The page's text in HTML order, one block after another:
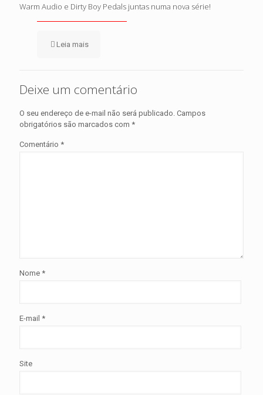
Warm Audio e Dirty Boy Pedals juntas numa nova série!
Leia mais
Deixe um comentário
O seu endereço de e-mail não será publicado. Campos
obrigatórios são marcados com *
Comentário *
Nome *
E-mail *
Site